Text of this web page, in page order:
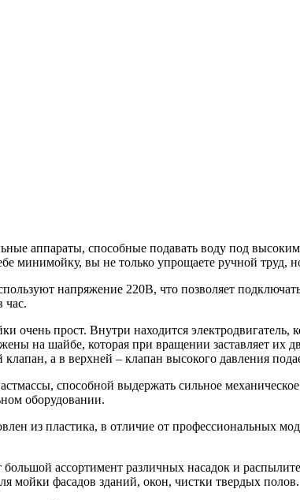
аппараты, способные подавать воду под
минимойку, вы не только упрощаете ручной труд,
напряжение 220В, что позволяет
час.
очень прост. Внутри находится
на шайбе, которая при вращении заставляет их
а в верхней – клапан высокого давления
способной выдержать сильное
оборудовании.
из пластика, в отличие от профессиональных
ассортимент различных насадок и
мойки фасадов зданий, окон, чистки твердых полов.